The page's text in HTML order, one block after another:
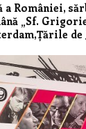
a României,
„Sf.
de